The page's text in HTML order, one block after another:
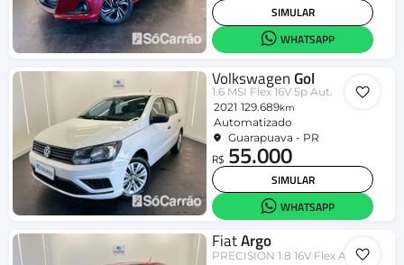
SIMULAR
WHATSAPP
VolkswagenGol
1.6 MSI Flex 16V 5p Aut.
2021 129.689km
Automatizado
Guarapuava - PR
R$ 55.000
SIMULAR
WHATSAPP
FiatArgo
PRECISION 1.8 16V Flex Aut.